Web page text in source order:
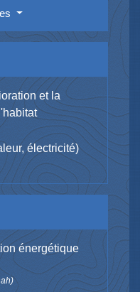
et la
électricité)
énergétique